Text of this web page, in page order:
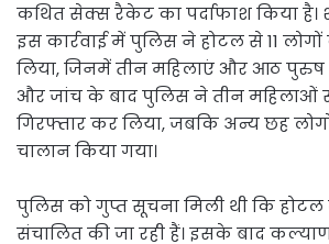
कथित सेक्स रैकेट का पर्दाफाश किया है।
इस कार्रवाई में पुलिस ने होटल से 11
लिया, जिनमें तीन महिलाएं और आठ पुरुष
और जांच के बाद पुलिस ने तीन महिलाओं
गिरफ्तार कर लिया, जबकि अन्य छह
चालान किया गया।
पुलिस को गुप्त सूचना मिली थी कि होटल
संचालित की जा रही हैं। इसके बाद